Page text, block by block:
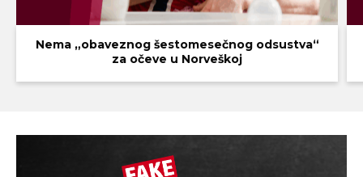
Nema „obaveznog šestomesečnog odsustva“
za očeve u Norveškoj